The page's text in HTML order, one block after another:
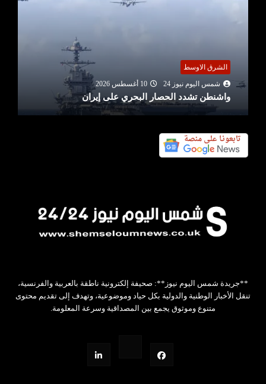
الشرق الاوسط
شمس اليوم نيوز 24
10 أغسطس 2026
واشنطن تشدد الحصار البحري على إيران
**جريدة شمس اليوم نيوز**: صحيفة إلكترونية ناطقة بالعربية والفرنسية،
تنقل الأخبار الوطنية والدولية بكل حياد وموضوعية، وتهدف إلى تقديم محتوى
متنوع وموثوق يجمع بين المصداقية وسرعة المعلومة.